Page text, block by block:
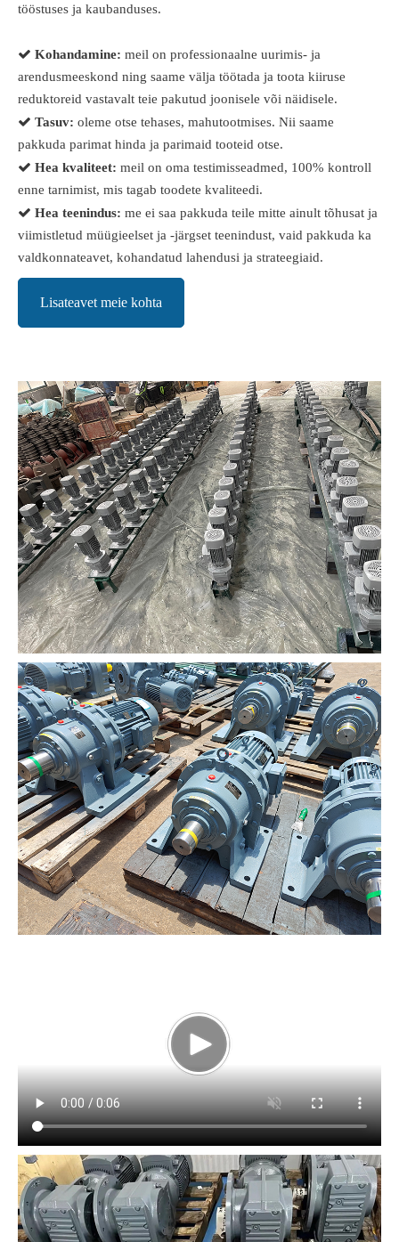
tööstuses ja kaubanduses.
 Kohandamine: meil on professionaalne uurimis- ja
arendusmeeskond ning saame välja töötada ja toota kiiruse
reduktoreid vastavalt teie pakutud joonisele või näidisele.
 Tasuv: oleme otse tehases, mahutootmises. Nii saame
pakkuda parimat hinda ja parimaid tooteid otse.
 Hea kvaliteet: meil on oma testimisseadmed, 100% kontroll
enne tarnimist, mis tagab toodete kvaliteedi.
 Hea teenindus: me ei saa pakkuda teile mitte ainult tõhusat ja
viimistletud müügieelset ja -järgset teenindust, vaid pakkuda ka
valdkonnateavet, kohandatud lahendusi ja strateegiaid.
Lisateavet meie kohta